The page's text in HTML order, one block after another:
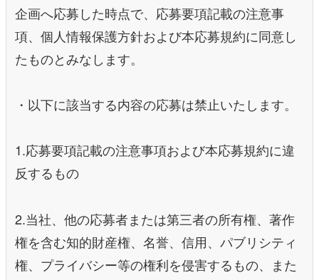
企画へ応募した時点で、応募要項記載の注意事
項、個人情報保護方針および本応募規約に同意し
たものとみなします。
・以下に該当する内容の応募は禁止いたします。
1.応募要項記載の注意事項および本応募規約に違
反するもの
2.当社、他の応募者または第三者の所有権、著作
権を含む知的財産権、名誉、信用、パブリシティ
権、プライバシー等の権利を侵害するもの、また